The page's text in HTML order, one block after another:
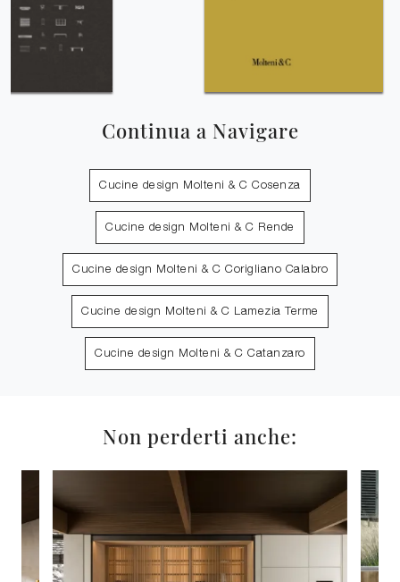
Continua a Navigare
Cucine design Molteni & C Cosenza
Cucine design Molteni & C Rende
Cucine design Molteni & C Corigliano Calabro
Cucine design Molteni & C Lamezia Terme
Cucine design Molteni & C Catanzaro
Non perderti anche: